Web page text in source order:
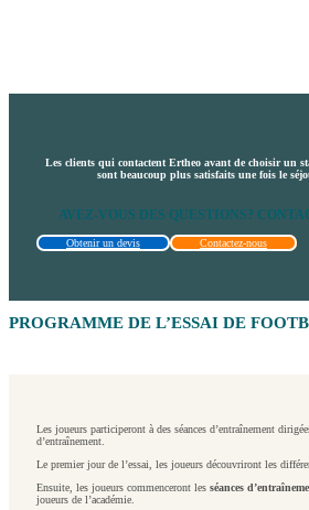
Les clients qui contactent Ertheo avant de choisir un
sont beaucoup plus satisfaits une fois le
AVEZ-VOUS DES QUESTIONS?
Obtenir un devis Contactez-nous
PROGRAMME DE L’ESSAI DE
Les joueurs participeront à des séances d’entraînement
d’entraînement.
Le premier jour de l’essai, les joueurs découvriront les
Ensuite, les joueurs commenceront les séances
joueurs de l’académie.